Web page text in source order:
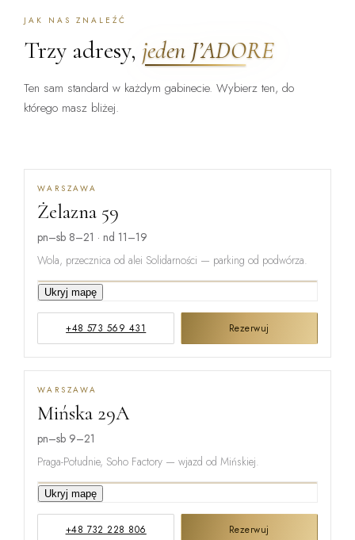
JAK NAS ZNALEŹĆ
Trzy adresy, jeden J’ADORE
Ten sam standard w każdym gabinecie. Wybierz ten, do
którego masz bliżej.
WARSZAWA
Żelazna 59
pn–sb 8–21 · nd 11–19
Wola, przecznica od alei Solidarności — parking od podwórza.
GRZYBOWSKA
ŻELAZNA
Ukryj mapę
+48 573 569 431 Rezerwuj
WARSZAWA
Mińska 29A
pn–sb 9–21
Praga-Południe, Soho Factory — wjazd od Mińskiej.
ŻUPNICZA
Ukryj mapę
+48 732 228 806 Rezerwuj